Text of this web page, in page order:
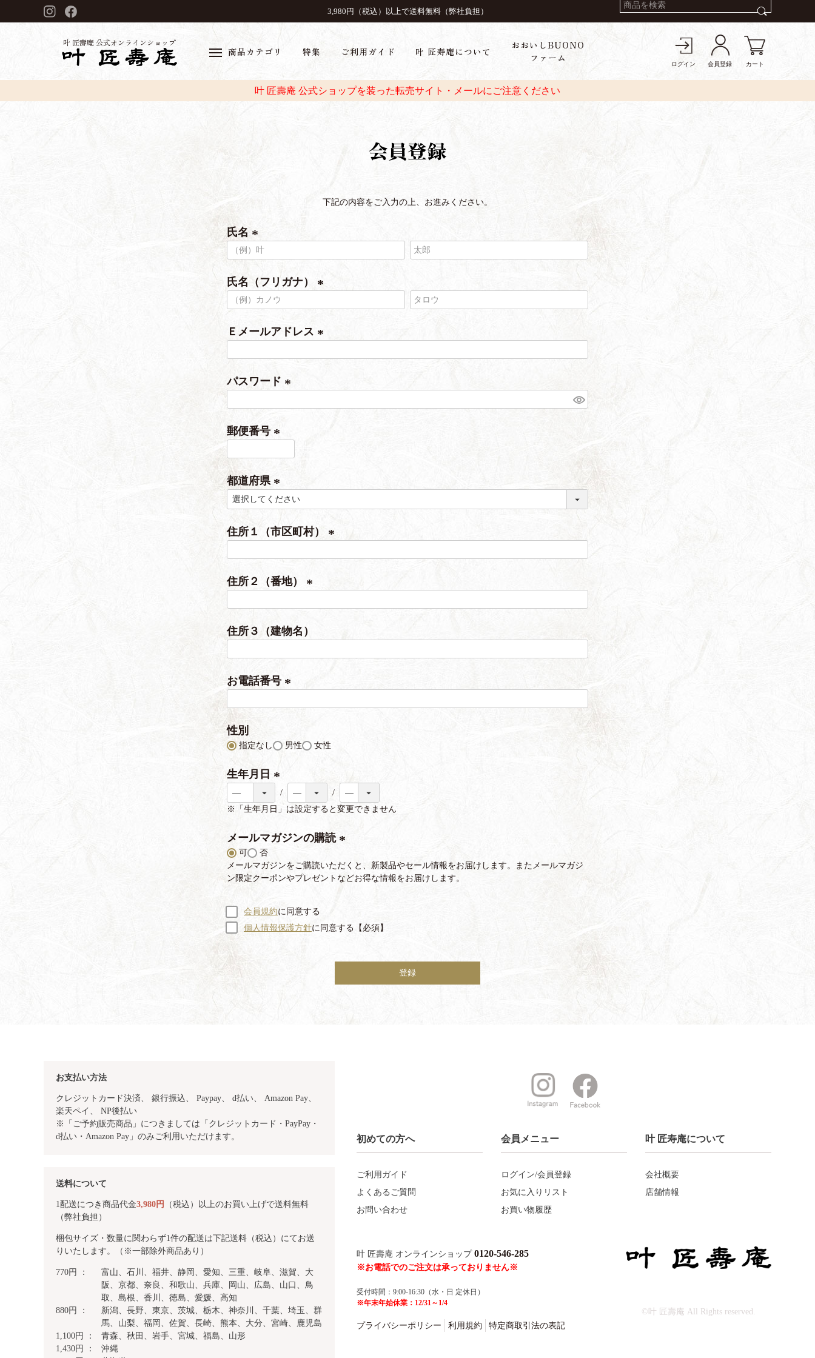
3,980円（税込）以上で送料無料（弊社負担）
叶 匠壽庵 公式オンラインショップ
商品カテゴリ 特集 ご利用ガイド 叶 匠寿庵について
おおいしBUONO
ファーム
ログイン 会員登録 カート
叶 匠壽庵 公式ショップを装った転売サイト・メールにご注意ください
会員登録
下記の内容をご入力の上、お進みください。
氏名
必
須
氏名（フリガナ）
須
Ｅメールアドレス
パスワード
郵便番号
須
)
都道府県
(
必
須
住所１（市区町村）
住所２（番地）
須
住所３（建物名）
お電話番号
)
性別
指定なし 男性 女性
生年月日
必
)
※「生年月日」は設定すると変更できません
メールマガジンの購読
必
可
否
メールマガジンをご購読いただくと、新製品やセール情報をお届けします。またメールマガジ
ン限定クーポンやプレゼントなどお得な情報をお届けします。
会員規約に同意する
個人情報保護方針に同意する【必須】
登録
お支払い方法
クレジットカード決済、 銀行振込、 Paypay、 d払い、 Amazon Pay、
楽天ペイ、 NP後払い
※「ご予約販売商品」につきましては「クレジットカード・PayPay・
d払い・Amazon Pay」のみご利用いただけます。
送料について
1配送につき商品代金3,980円
（税込）以上のお買い上げで送料無料
（弊社負担）
梱包サイズ・数量に関わらず1件の配送は下記送料（税込）にてお送
りいたします。（※一部除外商品あり）
770円 ：
富山、石川、福井、静岡、愛知、三重、岐阜、滋賀、大
阪、京都、奈良、和歌山、兵庫、岡山、広島、山口、鳥
取、島根、香川、徳島、愛媛、高知
880円 ：
新潟、長野、東京、茨城、栃木、神奈川、千葉、埼玉、群
馬、山梨、福岡、佐賀、長崎、熊本、大分、宮崎、鹿児島
1,100円 ：
青森、秋田、岩手、宮城、福島、山形
1,430円 ：
沖縄
初めての方へ
ご利用ガイド
よくあるご質問
お問い合わせ
会員メニュー
ログイン/会員登録
お気に入りリスト
お買い物履歴
叶 匠寿庵について
会社概要
店舗情報
叶 匠壽庵 オンラインショップ 0120-546-285
※お電話でのご注文は承っておりません※
受付時間：9:00-16:30（水・日 定休日）
※年末年始休業：12/31～1/4
プライバシーポリシー 利用規約 特定商取引法の表記
©叶 匠壽庵 All Rights reserved.